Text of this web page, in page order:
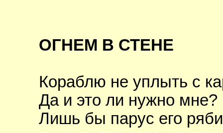
ОГНЕМ В СТЕНЕ
Кораблю не уплыть с
Да и это ли нужно мне?
Лишь бы парус его